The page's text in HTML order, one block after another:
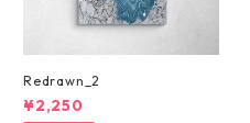
Redrawn_2
¥2,250